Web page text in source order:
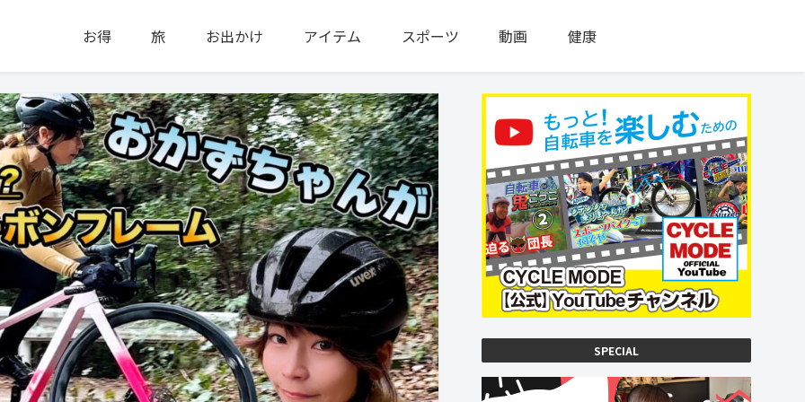
お得 旅 お出かけ アイテム スポーツ 動画 健康
SPECIAL